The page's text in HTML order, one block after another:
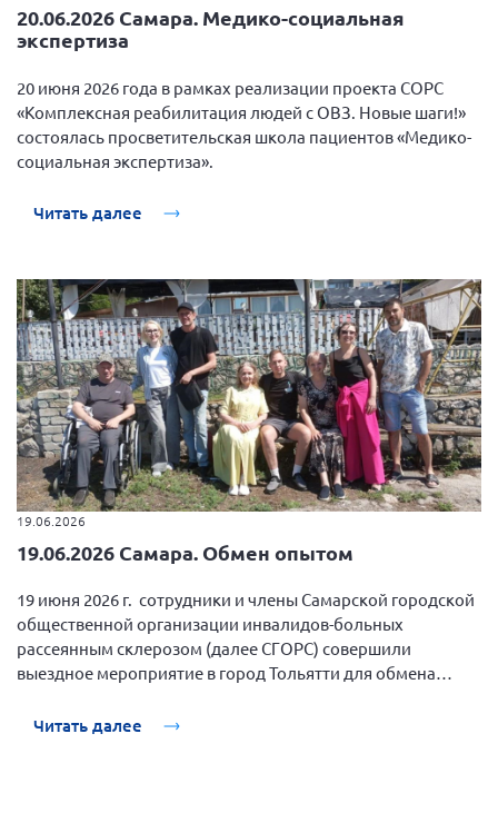
20.06.2026 Самара. Медико-социальная
экспертиза
20 июня 2026 года в рамках реализации проекта СОРС
«Комплексная реабилитация людей с ОВЗ. Новые шаги!»
состоялась просветительская школа пациентов «Медико-
социальная экспертиза».
Читать далее
19.06.2026
19.06.2026 Самара. Обмен опытом
19 июня 2026 г. сотрудники и члены Самарской городской
общественной организации инвалидов-больных
рассеянным склерозом (далее СГОРС) совершили
выездное мероприятие в город Тольятти для обмена
склероз Самарской области.
Читать далее